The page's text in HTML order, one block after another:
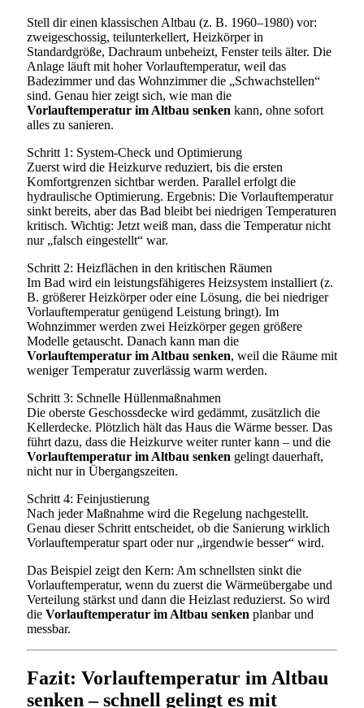
Stell dir einen klassischen Altbau (z. B. 1960–1980) vor:
zweigeschossig, teilunterkellert, Heizkörper in
Standardgröße, Dachraum unbeheizt, Fenster teils älter. Die
Anlage läuft mit hoher Vorlauftemperatur, weil das
Badezimmer und das Wohnzimmer die „Schwachstellen“
sind. Genau hier zeigt sich, wie man die
Vorlauftemperatur im Altbau senken kann, ohne sofort
alles zu sanieren.
Schritt 1: System-Check und Optimierung
Zuerst wird die Heizkurve reduziert, bis die ersten
Komfortgrenzen sichtbar werden. Parallel erfolgt die
hydraulische Optimierung. Ergebnis: Die Vorlauftemperatur
sinkt bereits, aber das Bad bleibt bei niedrigen Temperaturen
kritisch. Wichtig: Jetzt weiß man, dass die Temperatur nicht
nur „falsch eingestellt“ war.
Schritt 2: Heizflächen in den kritischen Räumen
Im Bad wird ein leistungsfähigeres Heizsystem installiert (z.
B. größerer Heizkörper oder eine Lösung, die bei niedriger
Vorlauftemperatur genügend Leistung bringt). Im
Wohnzimmer werden zwei Heizkörper gegen größere
Modelle getauscht. Danach kann man die
Vorlauftemperatur im Altbau senken, weil die Räume mit
weniger Temperatur zuverlässig warm werden.
Schritt 3: Schnelle Hüllenmaßnahmen
Die oberste Geschossdecke wird gedämmt, zusätzlich die
Kellerdecke. Plötzlich hält das Haus die Wärme besser. Das
führt dazu, dass die Heizkurve weiter runter kann – und die
Vorlauftemperatur im Altbau senken gelingt dauerhaft,
nicht nur in Übergangszeiten.
Schritt 4: Feinjustierung
Nach jeder Maßnahme wird die Regelung nachgestellt.
Genau dieser Schritt entscheidet, ob die Sanierung wirklich
Vorlauftemperatur spart oder nur „irgendwie besser“ wird.
Das Beispiel zeigt den Kern: Am schnellsten sinkt die
Vorlauftemperatur, wenn du zuerst die Wärmeübergabe und
Verteilung stärkst und dann die Heizlast reduzierst. So wird
die Vorlauftemperatur im Altbau senken planbar und
messbar.
Fazit: Vorlauftemperatur im Altbau
senken – schnell gelingt es mit